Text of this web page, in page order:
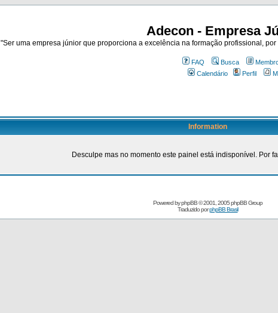
Adecon - Empresa
"Ser uma empresa júnior que proporciona a excelência na formação profissional,
FAQ Busca
Calendário
Perfil
Information
Desculpe mas no momento este painel está indisponível. Por
Powered byphpBB© 2001, 2005 phpBB Group
Traduzido porphpBB Brasil